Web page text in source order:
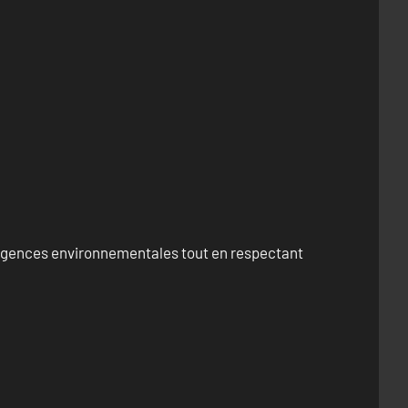
environnementales tout en respectant